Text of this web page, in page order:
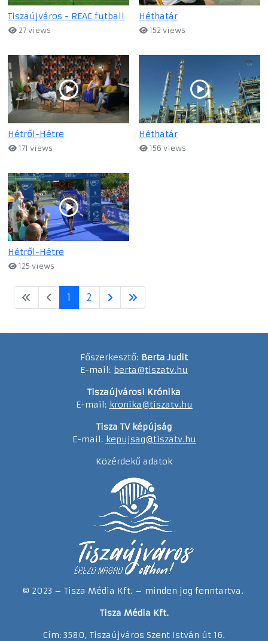
Tiszaújváros - REAC futball
27 views
Héthatár
152 views
Hétről-Hétre
171 views
Héthatár
156 views
Hétről-Hétre
125 views
1 2
Főszerkesztő: Berta Judit
E-mail: berta@tiszatv.hu
Tiszaújvárosi Krónika
E-mail: kronika@tiszatv.hu
Tisza TV képújság
E-mail: kepujsag@tiszatv.hu
Közérdekű adatok
© 2023 – Tisza Média Kft. – minden jog fenntartva.
Tisza Média Kft.
Cím: 3580, Tiszaújváros Szent István út 16.